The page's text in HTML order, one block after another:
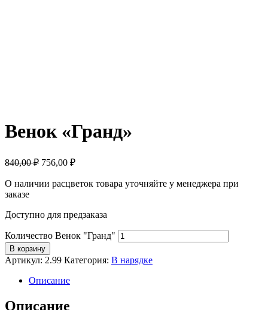
Венок «Гранд»
840,00 ₽ 756,00 ₽
О наличии расцветок товара уточняйте у менеджера при
заказе
Доступно для предзаказа
Количество Венок "Гранд"
В корзину
Артикул: 2.99 Категория: В нарядке
Описание
Описание